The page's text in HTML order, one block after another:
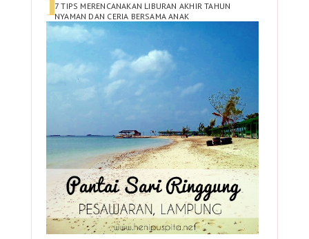
7 TIPS MERENCANAKAN LIBURAN AKHIR TAHUN
NYAMAN DAN CERIA BERSAMA ANAK